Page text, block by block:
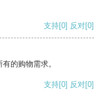
支持[0] 反对[0]
的购物需求。
支持[0] 反对[0]